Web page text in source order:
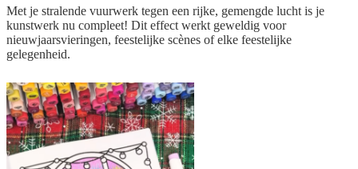
Met je stralende vuurwerk tegen een rijke, gemengde lucht is je
kunstwerk nu compleet! Dit effect werkt geweldig voor
nieuwjaarsvieringen, feestelijke scènes of elke feestelijke
gelegenheid.